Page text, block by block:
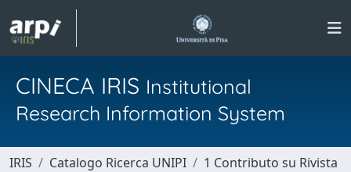
CINECA IRIS Institutional
Research Information System
IRIS Catalogo Ricerca UNIPI
1 Contributo su Rivista